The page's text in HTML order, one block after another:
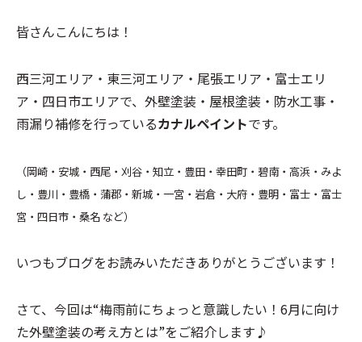
皆さんこんにちは！
西三河エリア・東三河エリア・尾張エリア・富士エリ
ア・四日市エリアで、外壁塗装・屋根塗装・防水工事・
雨漏り補修を行っているカナルペイントです。
（岡崎・安城・西尾・刈谷・知立・豊田・幸田町・碧南・高浜・みよ
し・豊川・豊橋・蒲郡・新城・一宮・岩倉・大府・豊明・富士・富士
宮・四日市・桑名 など）
いつもブログをお読みいただきありがとうございます！
さて、今回は“梅雨前にちょっと意識したい！ 6月に向け
た外壁塗装の考え方とは”をご紹介します♪